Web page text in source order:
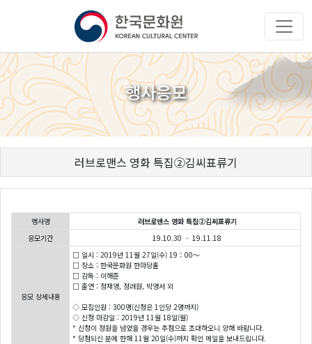
행사응모
러브로맨스 영화 특집②김씨표류기
행사명
러브로맨스 영화 특집②김씨표류기
응모기간
19.10.30 - 19.11.18
응모 상세내용
□ 일시 : 2019년 11월 27일(수) 19：00～
□ 장소 : 한국문화원 한마당홀
□ 감독 : 이해준
□ 출연 : 정재영, 정려원, 박영서 외
◇ 모집인원 : 300명(신청은 1인당 2명까지)
◇ 신청 마감일 : 2019년 11월 18일(월)
* 신청이 정원을 넘었을 경우는 추첨으로 초대하오니 양해 바랍니다.
* 당첨되신 분에 한해 11월 20일(수)까지 확인 메일을 보내드립니다.